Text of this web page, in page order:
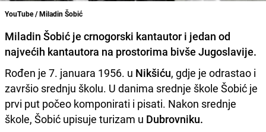
YouTube / Miladin Šobić
Miladin Šobić je crnogorski kantautor i jedan od
najvećih kantautora na prostorima bivše Jugoslavije.
Rođen je 7. januara 1956. u Nikšiću, gdje je odrastao i
završio srednju školu. U danima srednje škole Šobić je
prvi put počeo komponirati i pisati. Nakon srednje
škole, Šobić upisuje turizam u Dubrovniku.